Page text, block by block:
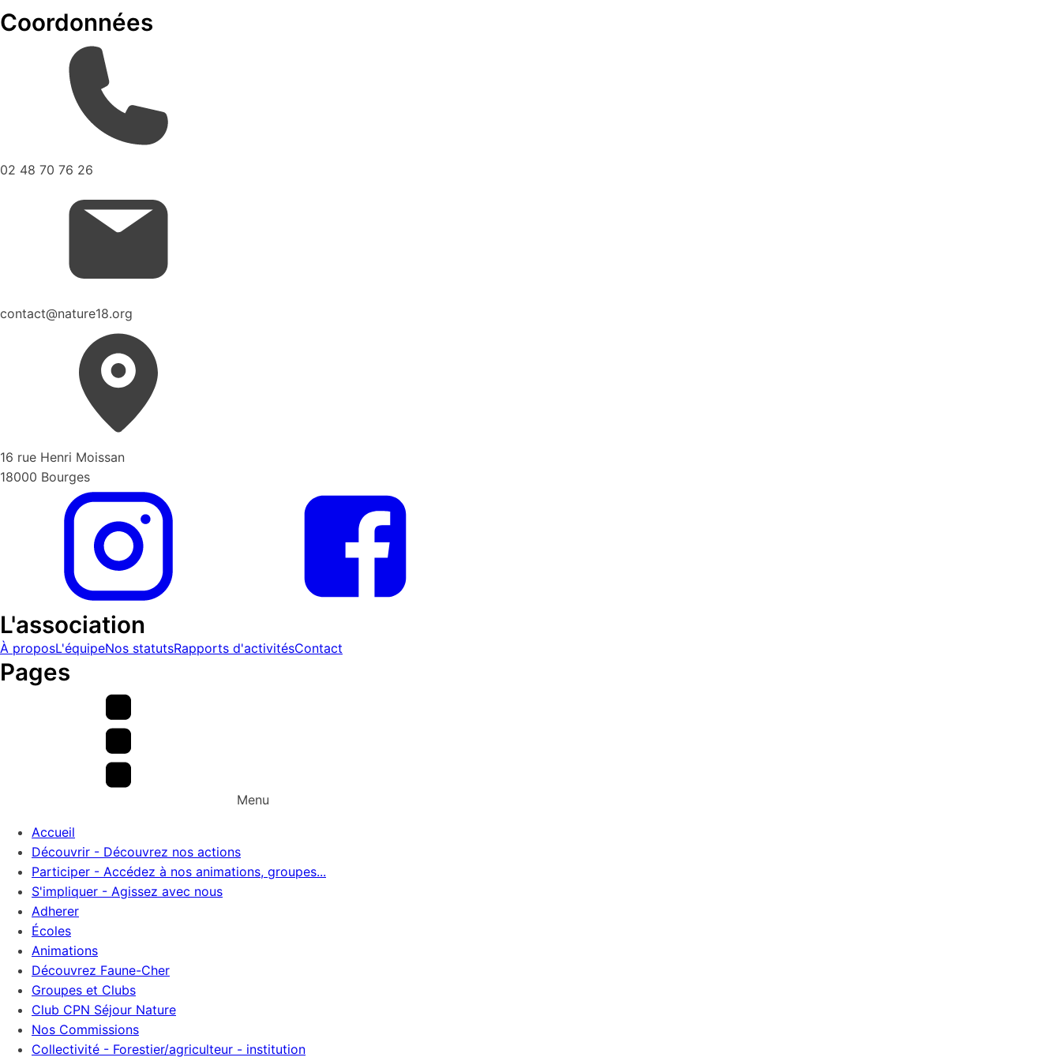
Coordonnées
02 48 70 76 26
contact@nature18.org
16 rue Henri Moissan
18000 Bourges
L'association
À proposL'équipeNos statutsRapports d'activitésContact
Pages
Menu
Accueil
Découvrir - Découvrez nos actions
Participer - Accédez à nos animations, groupes...
S'impliquer - Agissez avec nous
Adherer
Écoles
Animations
Découvrez Faune-Cher
Groupes et Clubs
Club CPN Séjour Nature
Nos Commissions
Collectivité - Forestier/agriculteur - institution